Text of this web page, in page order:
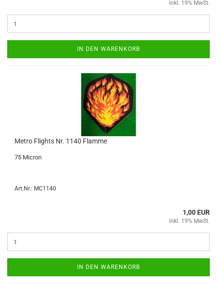
inkl. 19% MwSt.
IN DEN WARENKORB
Metro Flights Nr. 1140 Flam­me
75 Mi­cron
Art.Nr.: MC1140
1,00 EUR
inkl. 19% MwSt.
IN DEN WARENKORB